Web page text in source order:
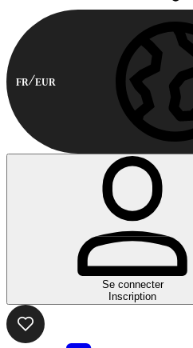
FR EUR
Se connecter
Inscription